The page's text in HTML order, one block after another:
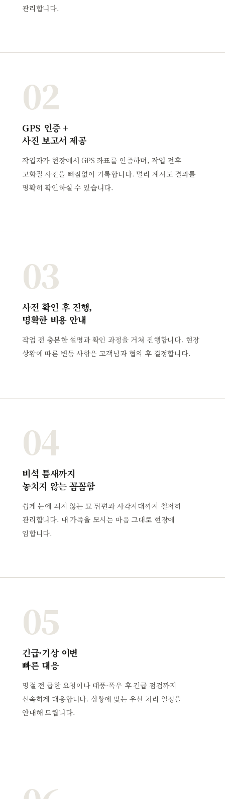
관리합니다.
02
GPS 인증 +
사진 보고서 제공
작업자가 현장에서 GPS 좌표를 인증하며, 작업 전후
고화질 사진을 빠짐없이 기록합니다. 멀리 계셔도 결과를
명확히 확인하실 수 있습니다.
03
사전 확인 후 진행,
명확한 비용 안내
작업 전 충분한 설명과 확인 과정을 거쳐 진행합니다. 현장
상황에 따른 변동 사항은 고객님과 협의 후 결정합니다.
04
비석 틈새까지
놓치지 않는 꼼꼼함
쉽게 눈에 띄지 않는 묘 뒤편과 사각지대까지 철저히
관리합니다. 내 가족을 모시는 마음 그대로 현장에
임합니다.
05
긴급·기상 이변
빠른 대응
명절 전 급한 요청이나 태풍·폭우 후 긴급 점검까지
신속하게 대응합니다. 상황에 맞는 우선 처리 일정을
안내해 드립니다.